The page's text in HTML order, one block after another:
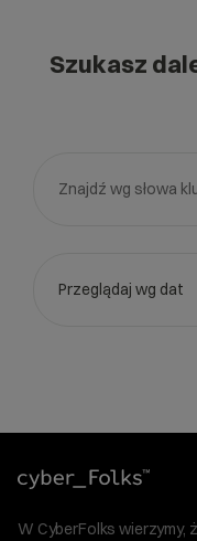
Szukasz
Przeglądaj wg dat
W CyberFolks wierzymy,